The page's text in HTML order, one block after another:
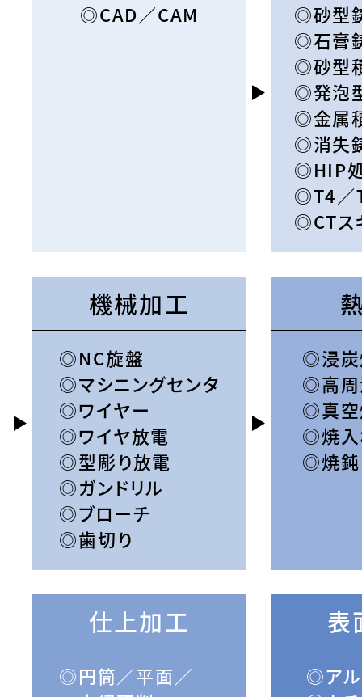
CAD／CAM
砂型
石膏
砂型
発泡
金属
消失
HIP
T4／
CTス
機械加工
NC旋盤
マシニングセンタ
ワイヤー
ワイヤ放電
型彫り放電
ガンドリル
ブローチ
歯切り
浸
高
真
焼
焼鈍
仕上加工
円筒／平面／
表
ア